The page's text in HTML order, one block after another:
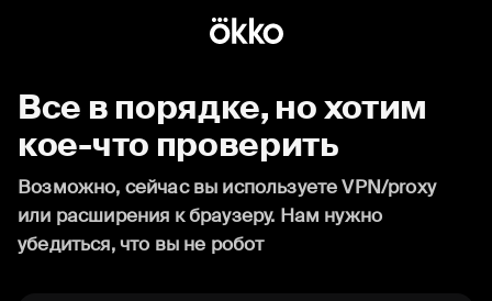
Все в порядке, но хотим
кое-что проверить
Возможно, сейчас вы используете VPN/proxy
или расширения к браузеру. Нам нужно
убедиться, что вы не робот